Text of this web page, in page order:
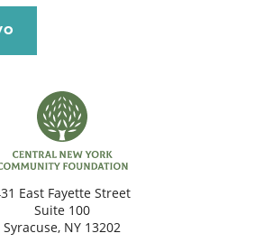
East Fayette Street
Suite 100
Syracuse, NY 13202